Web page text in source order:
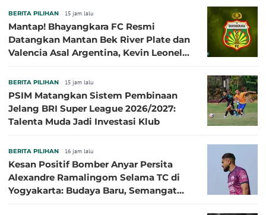
BERITA PILIHAN 15 jam lalu
Mantap! Bhayangkara FC Resmi
Datangkan Mantan Bek River Plate dan
Valencia Asal Argentina, Kevin Leonel
BERITA PILIHAN 15 jam lalu
PSIM Matangkan Sistem Pembinaan
Jelang BRI Super League 2026/2027:
Talenta Muda Jadi Investasi Klub
BERITA PILIHAN 16 jam lalu
Kesan Positif Bomber Anyar Persita
Alexandre Ramalingom Selama TC di
Yogyakarta: Budaya Baru, Semangat